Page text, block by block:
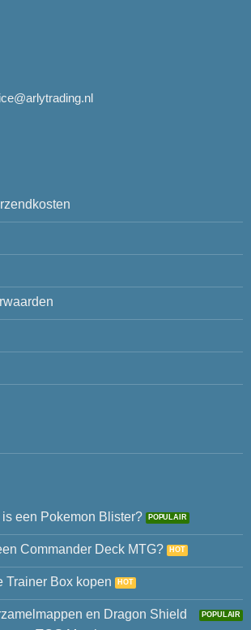
is een Pokemon Blister?
Commander Deck MTG?
Trainer Box kopen
en Dragon Shield